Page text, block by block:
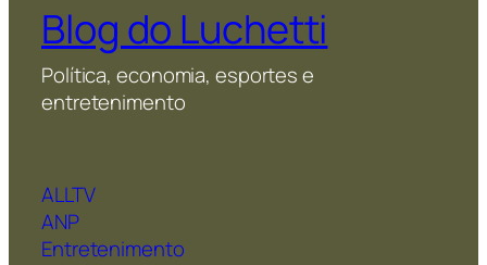
Blog do Luchetti
Política, economia, esportes e
entretenimento
ALLTV
ANP
Entretenimento